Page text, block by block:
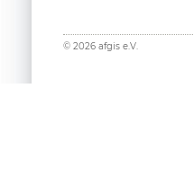
© 2026afgis e.V.